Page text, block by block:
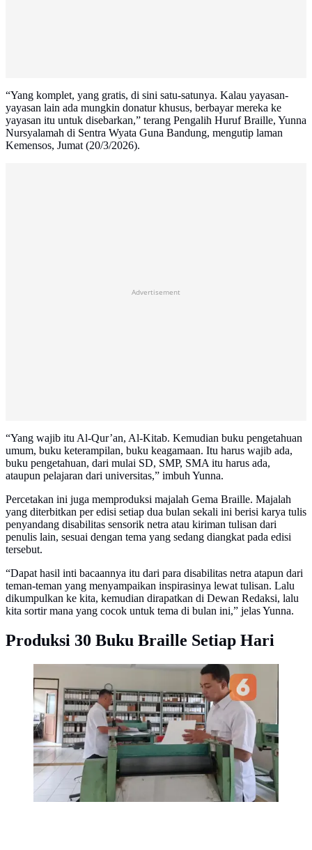
“Yang komplet, yang gratis, di sini satu-satunya. Kalau yayasan-
yayasan lain ada mungkin donatur khusus, berbayar mereka ke
yayasan itu untuk disebarkan,” terang Pengalih Huruf Braille, Yunna
Nursyalamah di Sentra Wyata Guna Bandung, mengutip laman
Kemensos, Jumat (20/3/2026).
Advertisement
“Yang wajib itu Al-Qur’an, Al-Kitab. Kemudian buku pengetahuan
umum, buku keterampilan, buku keagamaan. Itu harus wajib ada,
buku pengetahuan, dari mulai SD, SMP, SMA itu harus ada,
ataupun pelajaran dari universitas,” imbuh Yunna.
Percetakan ini juga memproduksi majalah Gema Braille. Majalah
yang diterbitkan per edisi setiap dua bulan sekali ini berisi karya tulis
penyandang disabilitas sensorik netra atau kiriman tulisan dari
penulis lain, sesuai dengan tema yang sedang diangkat pada edisi
tersebut.
“Dapat hasil inti bacaannya itu dari para disabilitas netra atapun dari
teman-teman yang menyampaikan inspirasinya lewat tulisan. Lalu
dikumpulkan ke kita, kemudian dirapatkan di Dewan Redaksi, lalu
kita sortir mana yang cocok untuk tema di bulan ini,” jelas Yunna.
Produksi 30 Buku Braille Setiap Hari
Literasi Braille Sentra Wyata Guna, Satu-satunya
Percetakan yang Produksi Buku Gratis bagi Disabilitas
Netra. Foto: Kemensos RI.